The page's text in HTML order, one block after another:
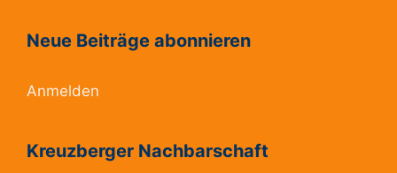
Neue Beiträge abonnieren
Anmelden
Kreuzberger Nachbarschaft